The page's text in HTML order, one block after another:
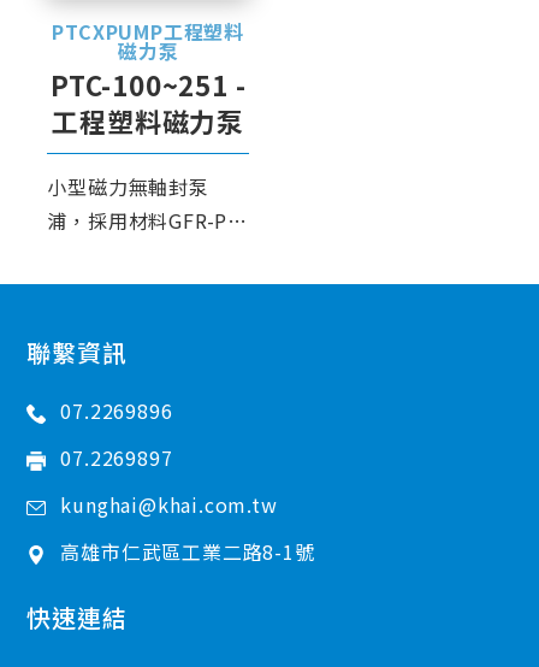
PTCXPUMP工程塑料
磁力泵
PTC-100~251 -
工程塑料磁力泵
小型磁力無軸封泵
浦，採用材料GFR-PP
耐腐蝕能力。
聯繫資訊
07.2269896
07.2269897
kunghai@khai.com.tw
高雄市仁武區工業二路8-1號
快速連結